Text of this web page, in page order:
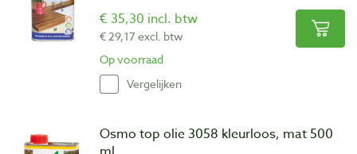
€ 35,30 incl. btw
€ 29,17 excl. btw
Op voorraad
Vergelijken
Osmo top olie 3058 kleurloos, mat 500